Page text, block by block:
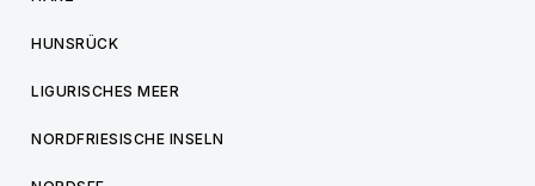
HUNSRÜCK
LIGURISCHES MEER
NORDFRIESISCHE INSELN